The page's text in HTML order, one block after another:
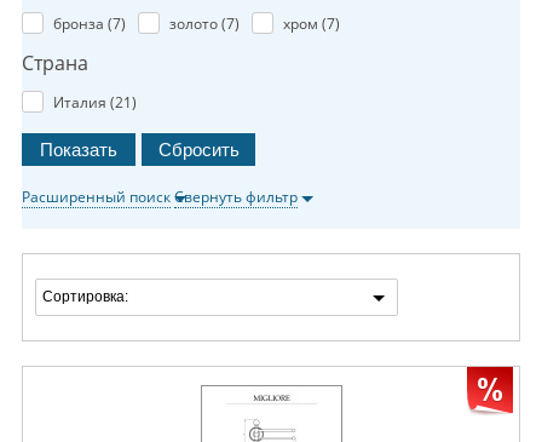
бронза (7) золото (7) хром (7)
Страна
Италия (21)
Расширенный поискСвернуть фильтр
Сортировка: